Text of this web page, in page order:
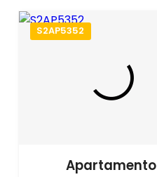
S2AP5352
Apartamento